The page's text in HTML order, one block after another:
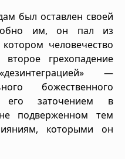
был оставлен своей
им, он пал из
человечество
грехопадение
—
божественного
его заточением в
подверженном тем
которыми он